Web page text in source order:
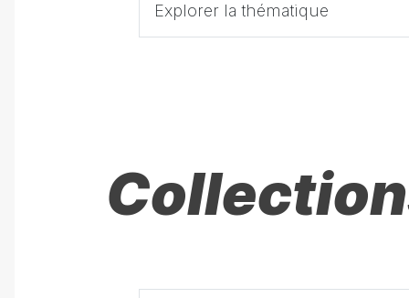
Explorer la thématique